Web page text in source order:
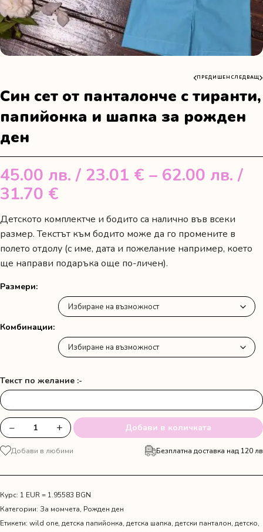
ПРЕДИШЕН СЛЕДВАЩ
Син сет от панталонче с тиранти,
папийонка и шапка за рожден
ден
45.00 лв. / 23.01 € – 62.00 лв. /
31.70 €
range:
45.00 лв.
/
23.01 €
62.00 лв.
31.70 €
Детското комплектче и бодито са налично във всеки
размер. Текстът към бодито може да го промените в
полето отдолу (с име, дата и пожелание например, което
ще направи подаръка още по-личен).
Размери
Комбинации
Текст по желание :-
количество
за
Син
панталонче
с
тиранти,
− + Добави в количката
Добави в любими Безплатна доставка над 120 лв
Курс: 1 EUR = 1.95583 BGN
Категории: За момчета, Рожден ден
Етикети: wild one, детска папийонка, детска шапка, детски панталон, детско,